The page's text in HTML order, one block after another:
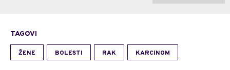
TAGOVI
ŽENE BOLESTI RAK KARCINOM